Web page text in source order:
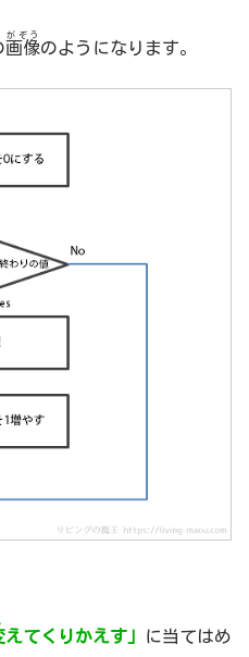
画像
がぞう
のようになります。
えてくりかえす」
に当てはめ